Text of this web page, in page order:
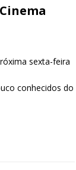
sexta-feira
conhecidos do